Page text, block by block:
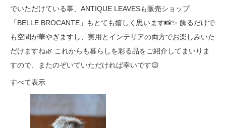
でいただけている事、ANTIQUE LEAVESも販売ショップ
「BELLE BROCANTE」もとても嬉しく思います📸✨ 飾るだけで
も空間が華やぎますし、実用とインテリアの両方でお楽しみいた
だけますね🌿 これからも暮らしを彩る品をご紹介してまいりま
すので、またのぞいていただければ幸いです😉
すべて表示